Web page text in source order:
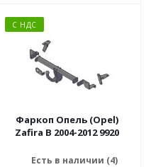
С НДС
Фаркоп Опель (Opel)
Zafira B 2004-2012 9920
Есть в наличии (4)